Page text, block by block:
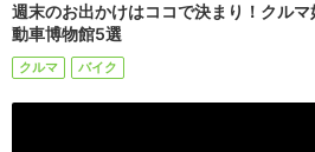
週末のお出かけはココで決まり！クル
動車博物館5選
クルマ バイク